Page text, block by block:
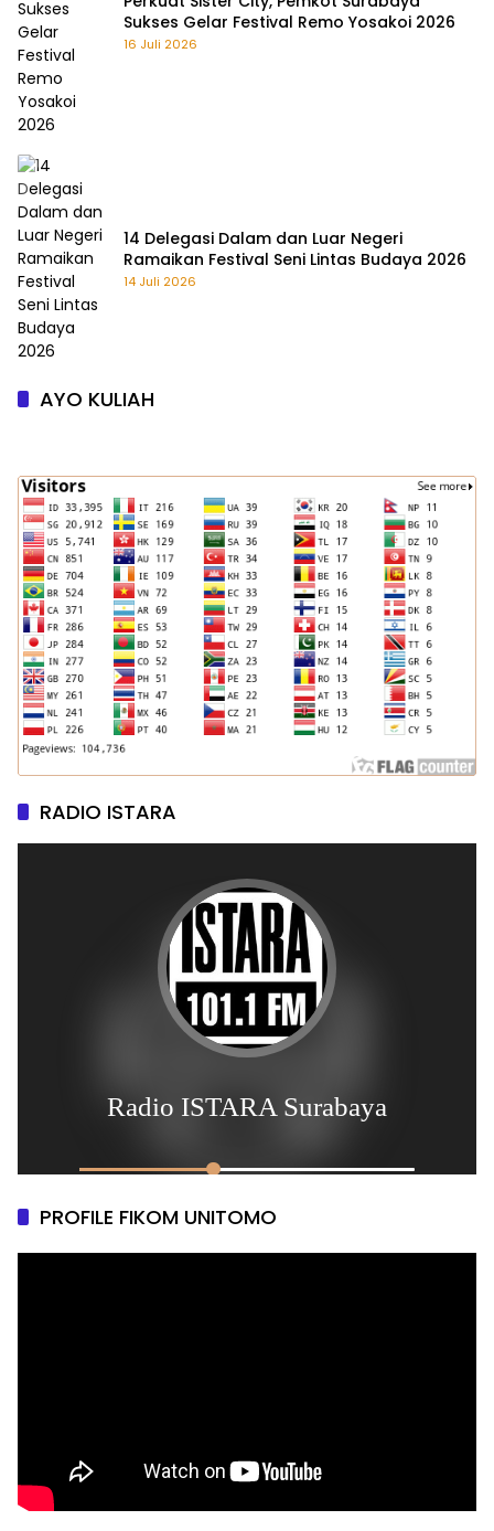
Sukses Gelar Festival Remo Yosakoi 2026
16 Juli 2026
14 Delegasi Dalam dan Luar Negeri
Ramaikan Festival Seni Lintas Budaya 2026
14 Juli 2026
AYO KULIAH
RADIO ISTARA
PROFILE FIKOM UNITOMO